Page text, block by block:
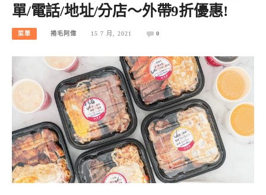
單/電話/地址/分店～外帶9折優惠!
菜單 捲毛阿偉 15 7 月, 2021 0